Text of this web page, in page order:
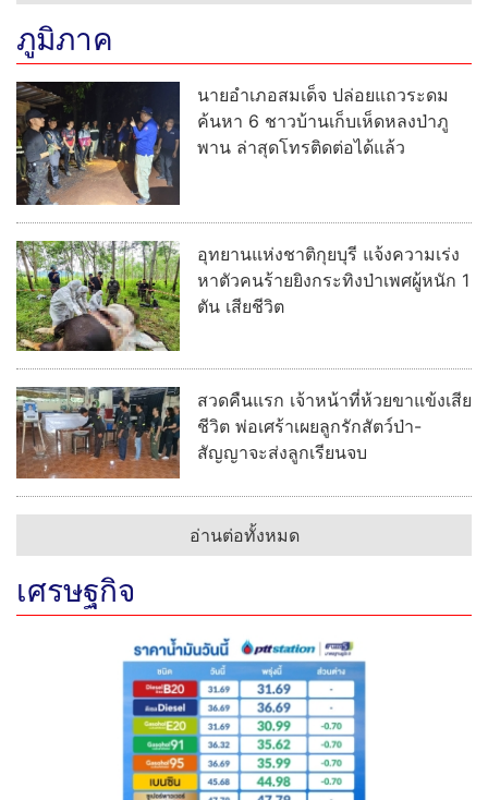
ภูมิภาค
นายอำเภอสมเด็จ ปล่อยแถวระดม
ค้นหา 6 ชาวบ้านเก็บเห็ดหลงป่าภู
พาน ล่าสุดโทรติดต่อได้แล้ว
อุทยานแห่งชาติกุยบุรี แจ้งความเร่ง
หาตัวคนร้ายยิงกระทิงป่าเพศผู้หนัก 1
ตัน เสียชีวิต
สวดคืนแรก เจ้าหน้าที่ห้วยขาแข้งเสีย
ชีวิต พ่อเศร้าเผยลูกรักสัตว์ป่า-
สัญญาจะส่งลูกเรียนจบ
อ่านต่อทั้งหมด
เศรษฐกิจ